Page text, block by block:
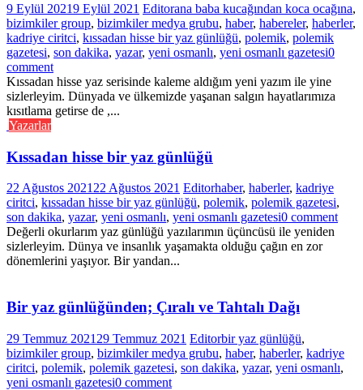
9 Eylül 20219 Eylül 2021 Editorana baba kucağından koca ocağına,
bizimkiler group, bizimkiler medya grubu, haber, habereler, haberler,
kadriye ciritci, kıssadan hisse bir yaz günlüğü, polemik, polemik
gazetesi, son dakika, yazar, yeni osmanlı, yeni osmanlı gazetesi0
comment
Kıssadan hisse yaz serisinde kaleme aldığım yeni yazım ile yine
sizlerleyim. Dünyada ve ülkemizde yaşanan salgın hayatlarımıza
kısıtlama getirse de ,...
Yazarlar
Kıssadan hisse bir yaz günlüğü
22 Ağustos 2021 22 Ağustos 2021 Editorhaber, haberler, kadriye
ciritci, kıssadan hisse bir yaz günlüğü, polemik, polemik gazetesi,
son dakika, yazar, yeni osmanlı, yeni osmanlı gazetesi0 comment
Değerli okurlarım yaz günlüğü yazılarımın üçüncüsü ile yeniden
sizlerleyim. Dünya ve insanlık yaşamakta olduğu çağın en zor
dönemlerini yaşıyor. Bir yandan...
Bir yaz günlüğünden; Çıralı ve Tahtalı Dağı
29 Temmuz 2021 29 Temmuz 2021 Editorbir yaz günlüğü,
bizimkiler group, bizimkiler medya grubu, haber, haberler, kadriye
ciritci, polemik, polemik gazetesi, son dakika, yazar, yeni osmanlı,
yeni osmanlı gazetesi0 comment